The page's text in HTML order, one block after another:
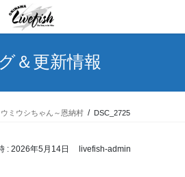
＆更新情報
ミウシちゃん～恩納村
DSC_2725
: 2026年5月14日 livefish-admin